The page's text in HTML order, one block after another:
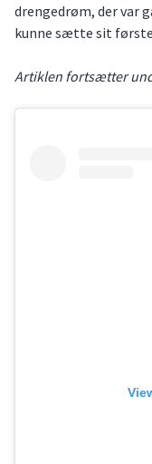
drengedrøm, der var
kunne sætte sit
Artiklen fortsætter